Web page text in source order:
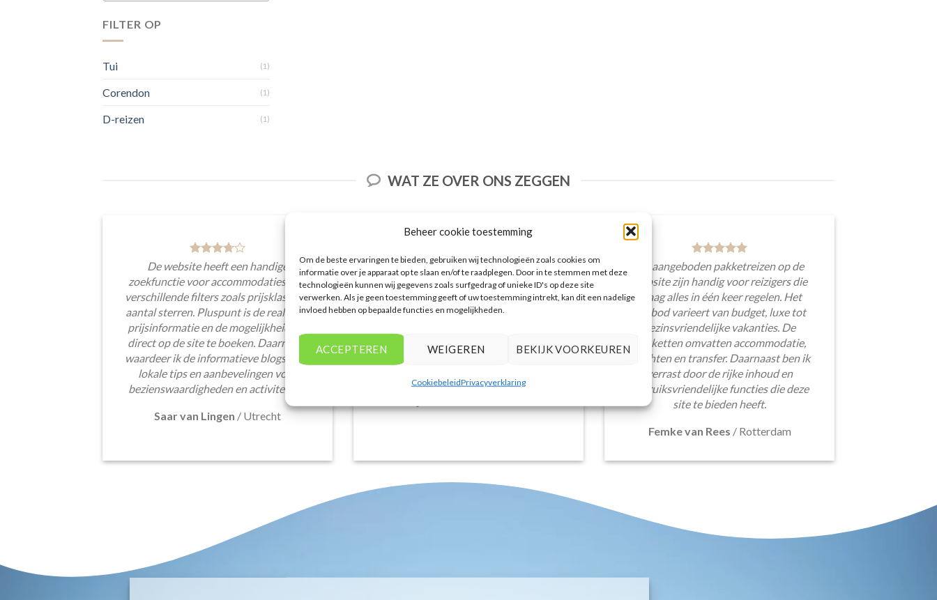
Beheer cookie toestemming
Om de beste ervaringen te bieden, gebruiken wij technologieën zoals cookies om
informatie over je apparaat op te slaan en/of te raadplegen. Door in te stemmen met deze
technologieën kunnen wij gegevens zoals surfgedrag of unieke ID's op deze site
verwerken. Als je geen toestemming geeft of uw toestemming intrekt, kan dit een nadelige
invloed hebben op bepaalde functies en mogelijkheden.
ACCEPTEREN WEIGEREN BEKIJK VOORKEUREN
CookiebeleidPrivacyverklaring
FILTER OP
Tui (1)
Corendon (1)
D-reizen (1)
WAT ZE OVER ONS ZEGGEN
De website heeft een handige
zoekfunctie voor accommodaties met
verschillende filters zoals prijsklasse en
aantal sterren. Pluspunt is de real-time
prijsinformatie en de mogelijkheid om
direct op de site te boeken. Daarnaast
waardeer ik de informatieve blogsectie,
lokale tips en aanbevelingen voor
bezienswaardigheden en activiteiten.
Saar van Lingen / Utrecht
Het aanbod van accommodaties op
vakantieall-inclusive.nl is erg goed. Van
luxe resorts tot budgetvriendelijke
hotels, de site biedt een breed scala aan
het eenvoudig om accommodaties te
De aangeboden pakketreizen op de
website zijn handig voor reizigers die
graag alles in één keer regelen. Het
aanbod varieert van budget, luxe tot
gezinsvriendelijke vakanties. De
pakketten omvatten accommodatie,
vluchten en transfer. Daarnaast ben ik
verrast door de rijke inhoud en
gebruiksvriendelijke functies die deze
site te bieden heeft.
Femke van Rees / Rotterdam